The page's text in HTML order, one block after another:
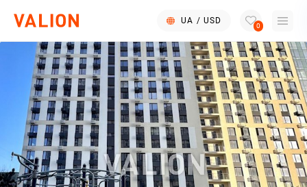
UA / USD
0